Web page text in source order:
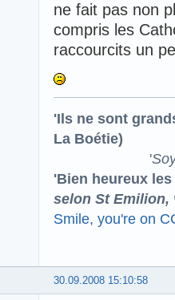
ne fait pas non
compris les
raccourcits un
'Ils ne sont
La Boétie)
'
'Bien heureux
selon St Emilion,
Smile, you're on
30.09.2008 15:10:58